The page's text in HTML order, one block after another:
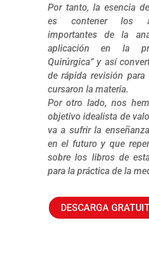
Por tanto, la esencia
es contener los
importantes de la
aplicación en la
Quirúrgica” y así
de rápida revisión
cursaron la materia.
Por otro lado, nos
objetivo idealista de
va a sufrir la
en el futuro y que
sobre los libros de
para la práctica de la
DESCARGA